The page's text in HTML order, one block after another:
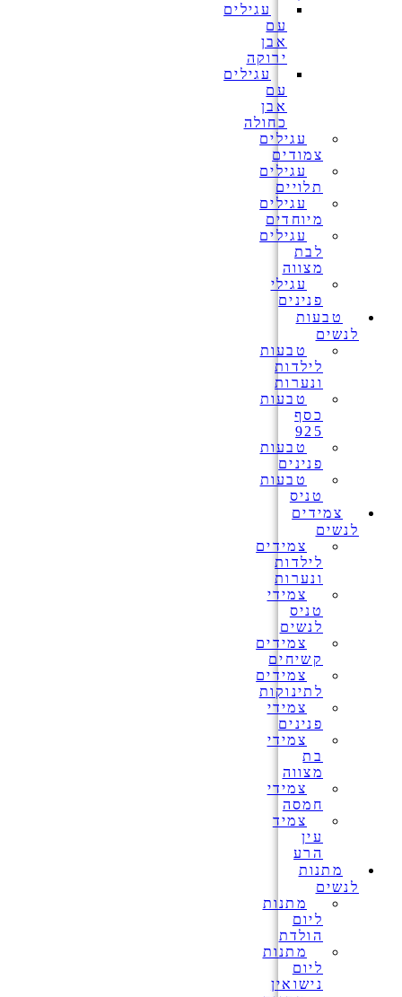
עגילים
עם
אבן
ירוקה
עגילים
עם
אבן
כחולה
עגילים
צמודים
עגילים
תלויים
עגילים
מיוחדים
עגילים
לבת
מצווה
עגילי
פנינים
טבעות
לנשים
טבעות
לילדות
ונערות
טבעות
כסף
925
טבעות
פנינים
טבעות
טניס
צמידים
לנשים
צמידים
לילדות
ונערות
צמידי
טניס
לנשים
צמידים
קשיחים
צמידים
לתינוקות
צמידי
פנינים
צמידי
בת
מצווה
צמידי
חמסה
צמיד
עין
הרע
מתנות
לנשים
מתנות
ליום
הולדת
מתנות
ליום
נישואין